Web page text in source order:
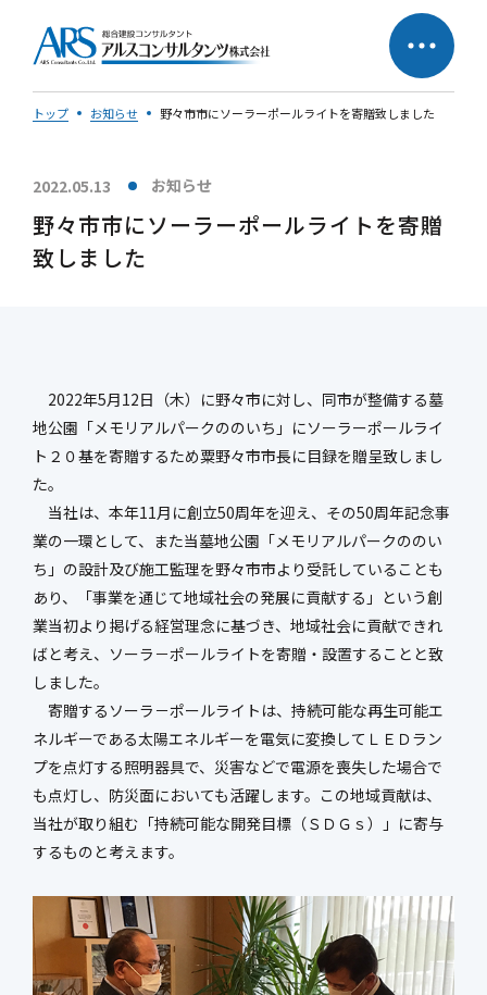
取り組み
社長メッセージ
会社概要
営業所一覧
会社の歩み
新社屋特設ページ
社会基盤整備事業
まちづくり・
官民連携事業
防災マネジメント事業
環境調査事業
ハイウェイ事業
トップ お知らせ 野々市市にソーラーポールライトを寄贈致しました
2022.05.13 お知らせ
野々市市にソーラーポールライトを寄贈
致しました
2022年5月12日（木）に野々市に対し、同市が整備する墓
地公園「メモリアルパークののいち」にソーラーポールライ
ト２０基を寄贈するため粟野々市市長に目録を贈呈致しまし
た。
当社は、本年11月に創立50周年を迎え、その50周年記念事
業の一環として、また当墓地公園「メモリアルパークののい
ち」の設計及び施工監理を野々市市より受託していることも
あり、「事業を通じて地域社会の発展に貢献する」という創
業当初より掲げる経営理念に基づき、地域社会に貢献できれ
ばと考え、ソーラ－ポールライトを寄贈・設置することと致
しました。
寄贈するソーラ－ポールライトは、持続可能な再生可能エ
ネルギーである太陽エネルギーを電気に変換してＬＥＤラン
プを点灯する照明器具で、災害などで電源を喪失した場合で
も点灯し、防災面においても活躍します。この地域貢献は、
当社が取り組む「持続可能な開発目標（ＳＤＧｓ）」に寄与
するものと考えます。